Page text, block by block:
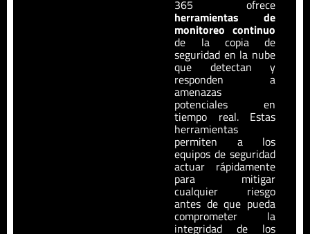
365 ofrece
herramientas de
monitoreo continuo
de la copia de
seguridad en la nube
que detectan y
responden a
amenazas
potenciales en
tiempo real. Estas
herramientas
permiten a los
equipos de seguridad
actuar rápidamente
para mitigar
cualquier riesgo
antes de que pueda
comprometer la
integridad de los